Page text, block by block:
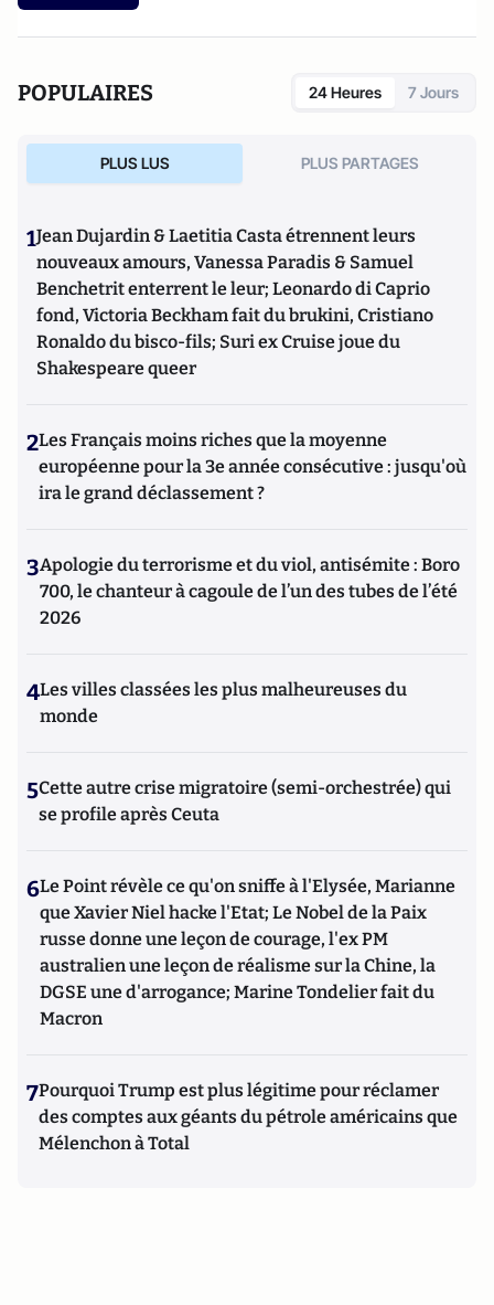
patronal Ethic. Il est également le porte-parole du
collectif
POPULAIRES 24 Heures 7 Jours
PLUS LUS PLUS PARTAGES
1Jean Dujardin & Laetitia Casta étrennent leurs
nouveaux amours, Vanessa Paradis & Samuel
Benchetrit enterrent le leur; Leonardo di Caprio
fond, Victoria Beckham fait du brukini, Cristiano
Ronaldo du bisco-fils; Suri ex Cruise joue du
Shakespeare queer
2Les Français moins riches que la moyenne
européenne pour la 3e année consécutive : jusqu'où
ira le grand déclassement ?
3Apologie du terrorisme et du viol, antisémite : Boro
700, le chanteur à cagoule de l’un des tubes de l’été
2026
4Les villes classées les plus malheureuses du
monde
5Cette autre crise migratoire (semi-orchestrée) qui
se profile après Ceuta
6Le Point révèle ce qu'on sniffe à l'Elysée, Marianne
que Xavier Niel hacke l'Etat; Le Nobel de la Paix
russe donne une leçon de courage, l'ex PM
australien une leçon de réalisme sur la Chine, la
DGSE une d'arrogance; Marine Tondelier fait du
Macron
7Pourquoi Trump est plus légitime pour réclamer
des comptes aux géants du pétrole américains que
Mélenchon à Total